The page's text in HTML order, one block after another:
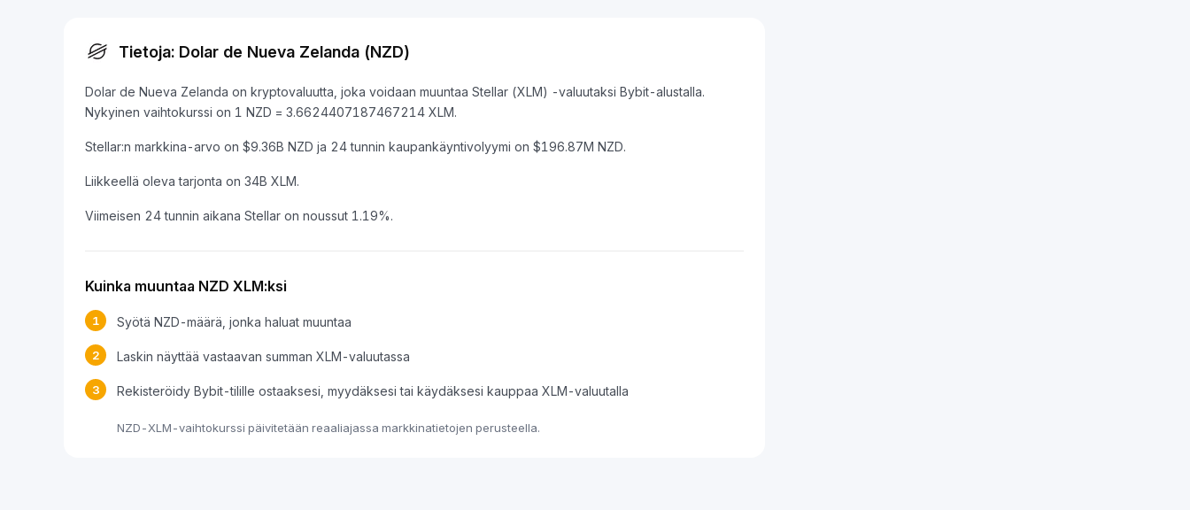
Tietoja: Dolar de Nueva Zelanda (NZD)
Dolar de Nueva Zelanda on kryptovaluutta, joka voidaan muuntaa Stellar (XLM) -valuutaksi Bybit-alustalla.
Nykyinen vaihtokurssi on 1 NZD = 3.6624407187467214 XLM.
Stellar:n markkina-arvo on $9.36B NZD ja 24 tunnin kaupankäyntivolyymi on $196.87M NZD.
Liikkeellä oleva tarjonta on 34B XLM.
Viimeisen 24 tunnin aikana Stellar on noussut 1.19%.
Kuinka muuntaa NZD XLM:ksi
1 Syötä NZD-määrä, jonka haluat muuntaa
2 Laskin näyttää vastaavan summan XLM-valuutassa
3 Rekisteröidy Bybit-tilille ostaaksesi, myydäksesi tai käydäksesi kauppaa XLM-valuutalla
NZD-XLM-vaihtokurssi päivitetään reaaliajassa markkinatietojen perusteella.